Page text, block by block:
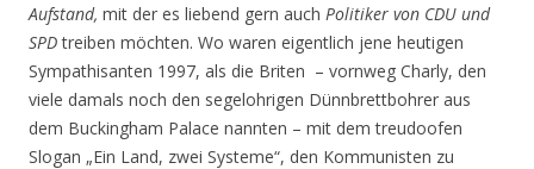
Aufstand, mit der es liebend gern auch Politiker von CDU und
SPDtreiben möchten. Wo waren eigentlich jene heutigen
Sympathisanten 1997, als die Briten – vornweg Charly, den
viele damals noch den segelohrigen Dünnbrettbohrer aus
dem Buckingham Palace nannten – mit dem treudoofen
Slogan „Ein Land, zwei Systeme“, den Kommunisten zu